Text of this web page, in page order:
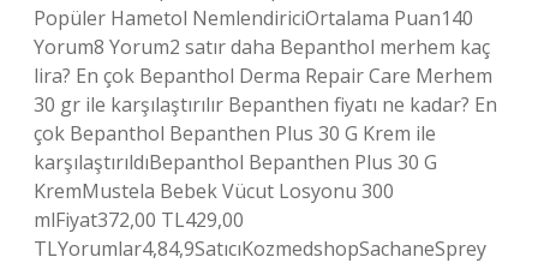
Popüler Hametol NemlendiriciOrtalama Puan140
Yorum8 Yorum2 satır daha Bepanthol merhem kaç
lira? En çok Bepanthol Derma Repair Care Merhem
30 gr ile karşılaştırılır Bepanthen fiyatı ne kadar? En
çok Bepanthol Bepanthen Plus 30 G Krem ile
karşılaştırıldıBepanthol Bepanthen Plus 30 G
KremMustela Bebek Vücut Losyonu 300
mlFiyat372,00 TL429,00
TLYorumlar4,84,9SatıcıKozmedshopSachaneSprey